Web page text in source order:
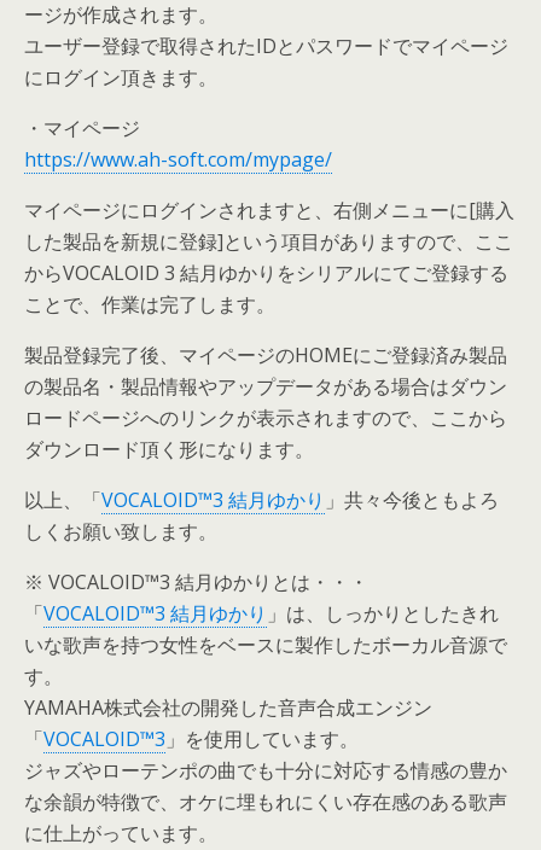
ージが作成されます。
ユーザー登録で取得されたIDとパスワードでマイページ
にログイン頂きます。
・マイページ
https://www.ah-soft.com/mypage/
マイページにログインされますと、右側メニューに[購入
した製品を新規に登録]という項目がありますので、ここ
からVOCALOID 3 結月ゆかりをシリアルにてご登録する
ことで、作業は完了します。
製品登録完了後、マイページのHOMEにご登録済み製品
の製品名・製品情報やアップデータがある場合はダウン
ロードページへのリンクが表示されますので、ここから
ダウンロード頂く形になります。
以上、「VOCALOID™3 結月ゆかり 」共々今後ともよろ
しくお願い致します。
※ VOCALOID™3 結月ゆかりとは・・・
「VOCALOID™3 結月ゆかり 」は、しっかりとしたきれ
いな歌声を持つ女性をベースに製作したボーカル音源で
す。
YAMAHA株式会社の開発した音声合成エンジン
「VOCALOID™3 」を使用しています。
ジャズやローテンポの曲でも十分に対応する情感の豊か
な余韻が特徴で、オケに埋もれにくい存在感のある歌声
に仕上がっています。